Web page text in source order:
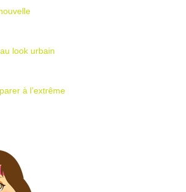
look urbain
à l’extrême